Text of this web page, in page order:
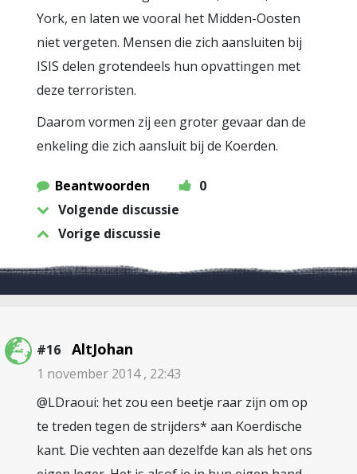
York, en laten we vooral het Midden-Oosten
niet vergeten. Mensen die zich aansluiten bij
ISIS delen grotendeels hun opvattingen met
deze terroristen.
Daarom vormen zij een groter gevaar dan de
enkeling die zich aansluit bij de Koerden.
Beantwoorden
0
Volgende discussie
Vorige discussie
#16 AltJohan
1 november 2014 , 22:43
@LDraoui: het zou een beetje raar zijn om op
te treden tegen de strijders* aan Koerdische
kant. Die vechten aan dezelfde kan als het ons